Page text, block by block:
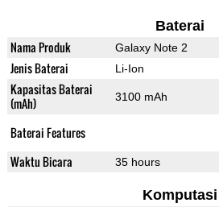
Baterai
Nama Produk Galaxy Note 2
Jenis Baterai Li-Ion
Kapasitas Baterai
(mAh)
3100 mAh
Baterai Features
Waktu Bicara 35 hours
Komputasi